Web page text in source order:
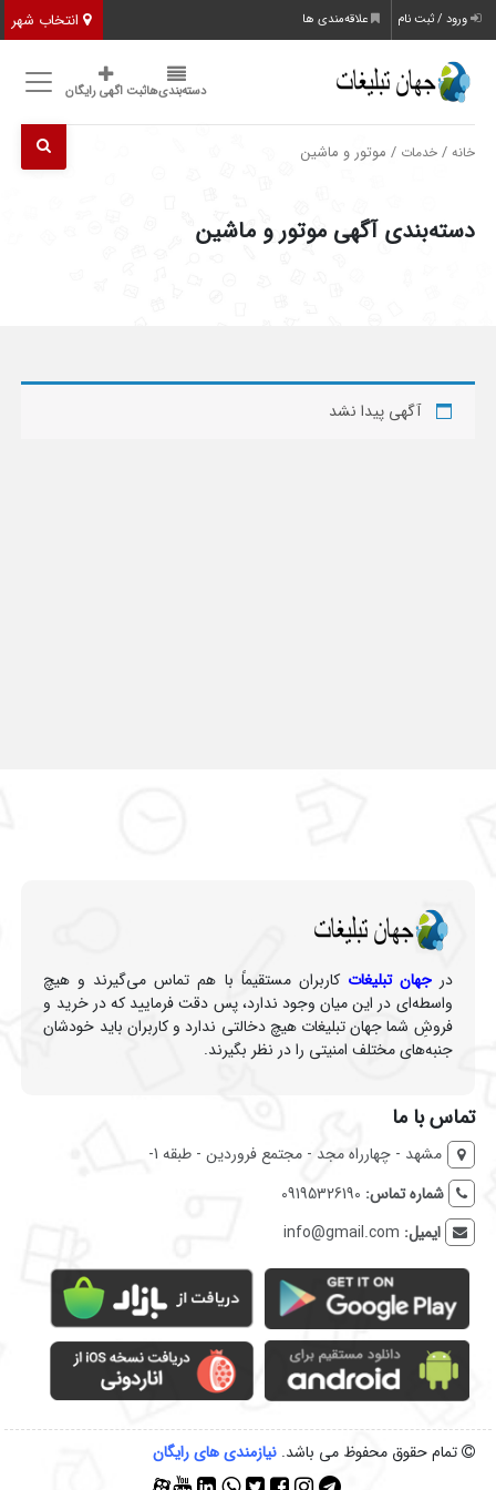
انتخاب شهر ورود / ثبت نام علاقه‌مندی ها
دسته‌بندی‌هاثبت اگهی رایگان
خانه /خدمات / موتور و ماشین
دسته‌بندی آگهی موتور و ماشین
آگهی پیدا نشد
درجهان تبلیغات کاربران مستقیماً با هم تماس می‌گیرند و هیچ
واسطه‌ای در این میان وجود ندارد، پس دقت فرمایید که در خرید و
فروشِ شما جهان تبلیغات هیچ دخالتی ندارد و کاربران باید خودشان
جنبه‌های مختلف امنیتی را در نظر بگیرند.
تماس با ما
مشهد - چهارراه مجد - مجتمع فروردین - طبقه 1-
شماره تماس: 09195326190
ایمیل: info@gmail.com
تمام حقوق محفوظ می باشد.نیازمندی‌ های رایگان